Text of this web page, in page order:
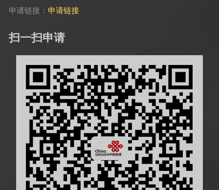
申请链接： 申请链接
扫一扫申请